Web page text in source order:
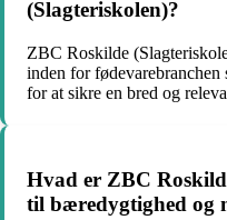
(Slagteriskolen)?
ZBC Roskilde
inden for fødevarebranchen
for at sikre en bred og
Hvad er ZBC
til bæredygtighed og